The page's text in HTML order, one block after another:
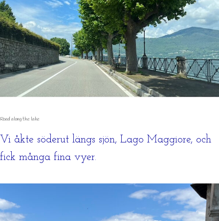
Road along the lake
Vi åkte söderut längs sjön, Lago Maggiore, och
fick många fina vyer.